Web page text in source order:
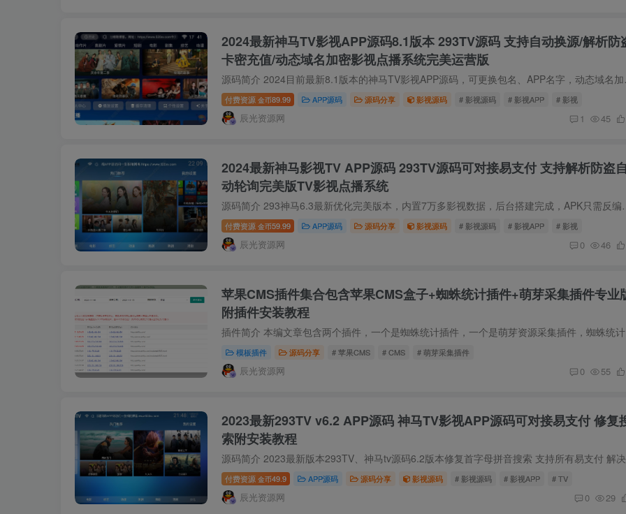
2024最新神马TV影视APP源码8.1版本 293TV源码 支持自动换源/解析防
卡密充值/动态域名加密影视点播系统完美运营版
源码简介 2024目前最新
付费资源 金币89.99 APP源码 源码分享 影视源码 # 影视源码 # 影视APP # 影视
辰光资源网 1 45
2024最新神马影视TV APP源码 293TV源码可对接易支付 支持解析防盗自
动轮询完美版TV影视点播系统
源码简介 293神马6.3最新优化完美版本，内置7万
付费资源 金币59.99 APP源码 源码分享 影视源码 # 影视源码 # 影视APP # 影视
辰光资源网 0 46
苹果CMS插件集合包含苹果CMS盒子+蜘蛛统计插件+萌芽采集插件专业
附插件安装教程
模板插件 源码分享 # 苹果CMS # CMS # 萌芽采集插件
辰光资源网 0 55
2023最新293TV v6.2 APP源码 神马TV影视APP源码可对接易支付 修复
索附安装教程
付费资源 金币49.9 APP源码 源码分享 影视源码 # 影视源码 # 影视APP # TV
辰光资源网 0 29